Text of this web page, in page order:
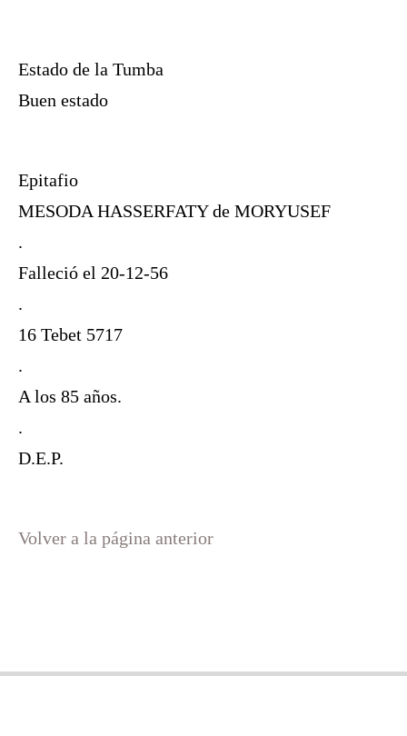
Estado de la Tumba
Buen estado
Epitafio
MESODA HASSERFATY de MORYUSEF
.
Falleció el 20-12-56
.
16 Tebet 5717
.
A los 85 años.
.
D.E.P.
Volver a la página anterior